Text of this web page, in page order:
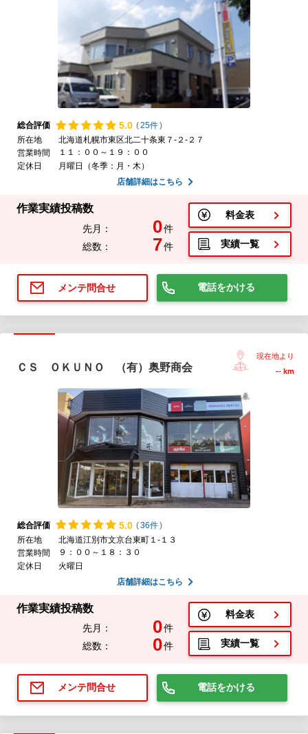
総合評価 5.0 (25件)
所在地
北海道札幌市東区北二十条東７-２-２７
営業時間
１１：００～１９：００
定休日
月曜日（冬季：月・木）
店舗詳細はこちら
作業実績投稿数
先月： 0件
総数：
7件
料金表
実績一覧
メンテ問合せ 電話をかける
ＣＳ ＯＫＵＮＯ （有）奥野商会
現在地より
-- km
総合評価 5.0 (36件)
所在地
北海道江別市文京台東町１-１３
営業時間
９：００～１８：３０
定休日
火曜日
店舗詳細はこちら
作業実績投稿数
先月： 0件
総数：
0件
料金表
実績一覧
メンテ問合せ 電話をかける